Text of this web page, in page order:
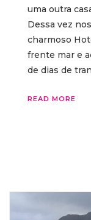
uma outra
Dessa vez
charmoso
frente mar e
de dias de
READ MORE